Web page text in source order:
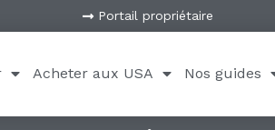
des questions posées ci-
cet ensemble d’éléments